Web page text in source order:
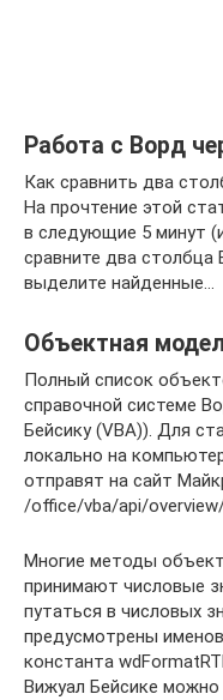
Работа с Ворд
Как сравнить два
На прочтение этой
в следующие 5 минут
сравните два столбца
выделите найденные…
Объектная
Полный список
справочной системе
Бейсику (VBA)). Для
локально на
отправят на сайт
/office/vba/api/
Многие методы
принимают числовые
путаться в числовых
предусмотрены
константа
Вижуал Бейсике можно